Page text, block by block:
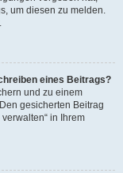
um diesen zu melden.
eines Beitrags?
und zu einem
gesicherten Beitrag
in Ihrem